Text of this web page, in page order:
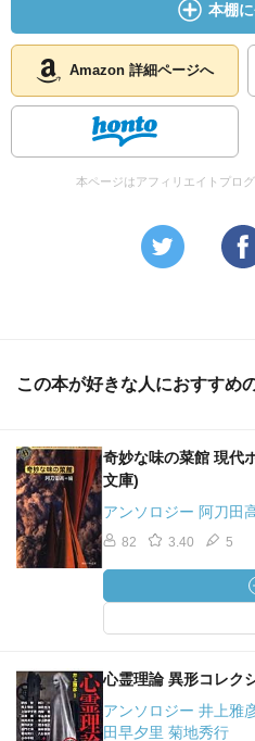
本棚
Amazon 詳細ページへ
本ページはアフィリエイトプロ
この本が好きな人におすすめ
奇妙な味の菜館 現代
文庫)
アンソロジー 阿刀田
82 3.40 5
心霊理論 異形コレク
アンソロジー 井上雅
田早夕里 菊地秀行